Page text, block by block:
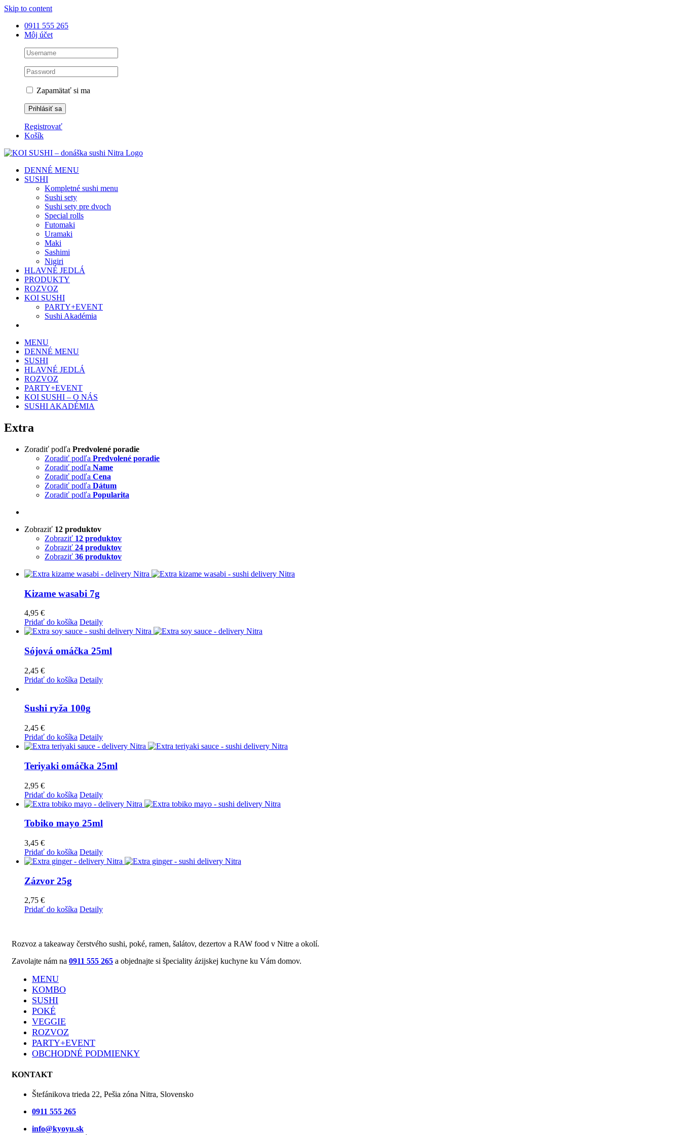
Skip to content
0911 555 265
Môj účet
Zapamätať si ma
Registrovať
Košík
DENNÉ MENU
SUSHI
Kompletné sushi menu
Sushi sety
Sushi sety pre dvoch
Special rolls
Futomaki
Uramaki
Maki
Sashimi
Nigiri
HLAVNÉ JEDLÁ
PRODUKTY
ROZVOZ
KOI SUSHI
PARTY+EVENT
Sushi Akadémia
MENU
DENNÉ MENU
SUSHI
HLAVNÉ JEDLÁ
ROZVOZ
PARTY+EVENT
KOI SUSHI – O NÁS
SUSHI AKADÉMIA
Extra
Zoradiť podľa Predvolené poradie
Zoradiť podľa Predvolené poradie
Zoradiť podľa Name
Zoradiť podľa Cena
Zoradiť podľa Dátum
Zoradiť podľa Popularita
Zobraziť 12 produktov
Zobraziť 12 produktov
Zobraziť 24 produktov
Zobraziť 36 produktov
Kizame wasabi 7g
4,95 €
Pridať do košíka Detaily
Sójová omáčka 25ml
2,45 €
Pridať do košíka Detaily
Sushi ryža 100g
2,45 €
Pridať do košíka Detaily
Teriyaki omáčka 25ml
2,95 €
Pridať do košíka Detaily
Tobiko mayo 25ml
3,45 €
Pridať do košíka Detaily
Zázvor 25g
2,75 €
Pridať do košíka Detaily
Rozvoz a takeaway čerstvého sushi, poké, ramen, šalátov, dezertov a RAW food v Nitre a okolí.
Zavolajte nám na 0911 555 265 a objednajte si špeciality ázijskej kuchyne ku Vám domov.
MENU
KOMBO
SUSHI
POKÉ
VEGGIE
ROZVOZ
PARTY+EVENT
OBCHODNÉ PODMIENKY
KONTAKT
Štefánikova trieda 22, Pešia zóna Nitra, Slovensko
0911 555 265
info@kyoyu.sk